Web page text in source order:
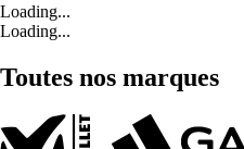
Loading...
Loading...
Toutes nos marques